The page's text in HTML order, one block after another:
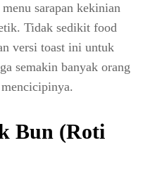
sarapan kekinian
Tidak sedikit food
versi toast ini untuk
semakin banyak orang
Bun (Roti